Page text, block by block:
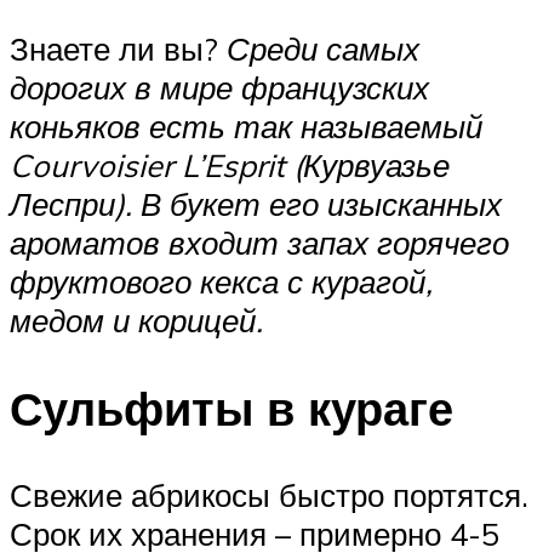
Знаете ли вы? Среди самых
дорогих в мире французских
коньяков есть так называемый
Courvoisier L’Esprit (Курвуазье
Леспри). В букет его изысканных
ароматов входит запах горячего
фруктового кекса с курагой,
медом и корицей.
Сульфиты в кураге
Свежие абрикосы быстро портятся.
Срок их хранения – примерно 4-5